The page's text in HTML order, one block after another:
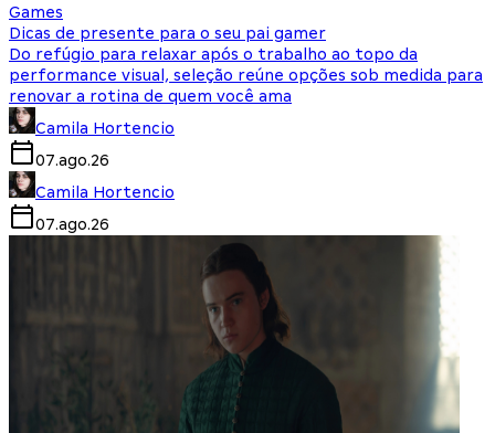
Games
Dicas de presente para o seu pai gamer
Do refúgio para relaxar após o trabalho ao topo da
performance visual, seleção reúne opções sob medida para
renovar a rotina de quem você ama
Camila Hortencio
07.ago.26
Camila Hortencio
07.ago.26